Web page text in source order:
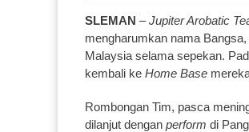
SLEMAN –Jupiter Arobatic
mengharumkan nama
Malaysia selama sepekan.
kembali ke Home Base
Rombongan Tim, pasca
dilanjut dengan perform di